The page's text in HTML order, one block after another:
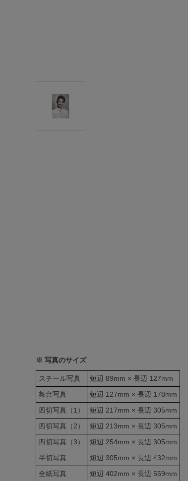
※ 写真のサイズ
スチール写真
短辺 89mm × 長辺 127mm
舞台写真
短辺 127mm × 長辺 178mm
四切写真（1）
短辺 217mm × 長辺 305mm
四切写真（2）
短辺 213mm × 長辺 305mm
四切写真（3）
短辺 254mm × 長辺 305mm
半切写真
短辺 305mm × 長辺 432mm
全紙写真
短辺 402mm × 長辺 559mm